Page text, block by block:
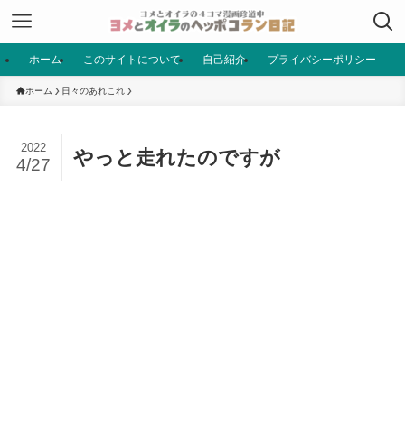
ホーム このサイトについて 自己紹介 プライバシーポリシー
ホーム 日々のあれこれ
やっと走れたのですが
2022
4/27